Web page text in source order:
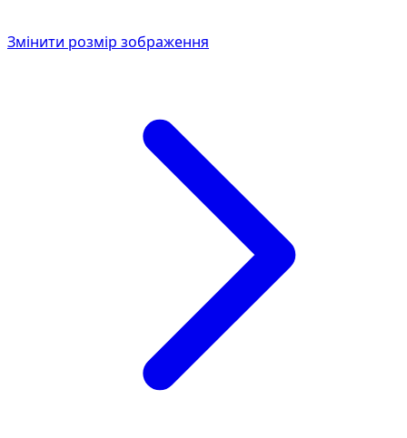
Змінити розмір зображення